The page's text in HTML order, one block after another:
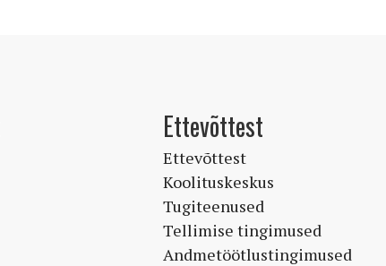
Ettevõttest
Ettevõttest
Koolituskeskus
Tugiteenused
Tellimise tingimused
Andmetöötlustingimused